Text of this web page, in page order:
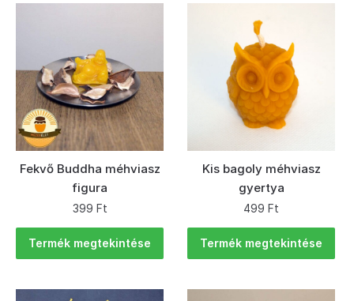
Fekvő Buddha méhviasz
figura
399 Ft
Termék megtekintése
Kis bagoly méhviasz
gyertya
499Ft
Termék megtekintése